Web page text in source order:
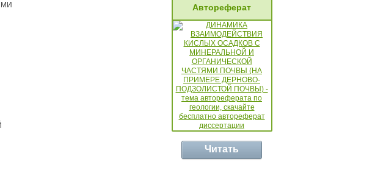
Автореферат
Читать